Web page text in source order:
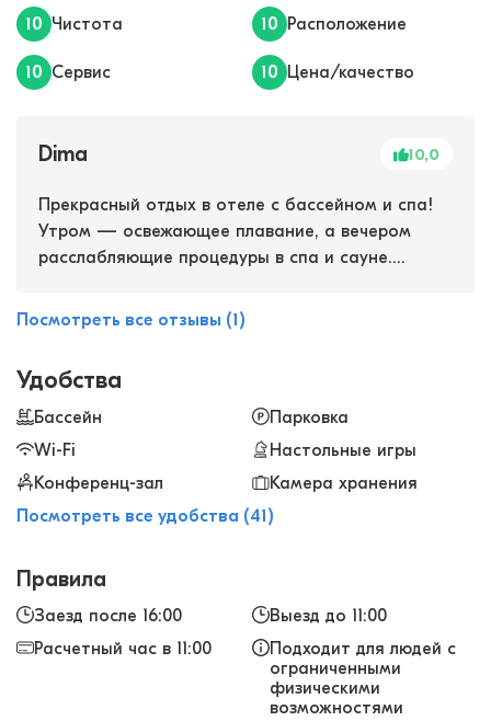
10 Чистота 10 Расположение
10 Сервис 10 Цена/качество
Dima 10,0
Прекрасный отдых в отеле с бассейном и спа!
Утром — освежающее плавание, а вечером
расслабляющие процедуры в спа и сауне.
завтраки вкусные. Отлично провели время!
Посмотреть все отзывы (1)
Удобства
Бассейн
Парковка
Wi-Fi
Настольные игры
Конференц-зал
Камера хранения
Посмотреть все удобства (41)
Правила
Заезд после 16:00
Выезд до 11:00
Расчетный час в 11:00
Подходит для людей с
ограниченными
физическими
возможностями